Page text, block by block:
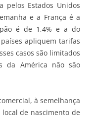
pelos Estados Unidos
e a França é a
é de 1,4% e a do
apliquem tarifas
casos são limitados
da América não são
à semelhança
de nascimento de